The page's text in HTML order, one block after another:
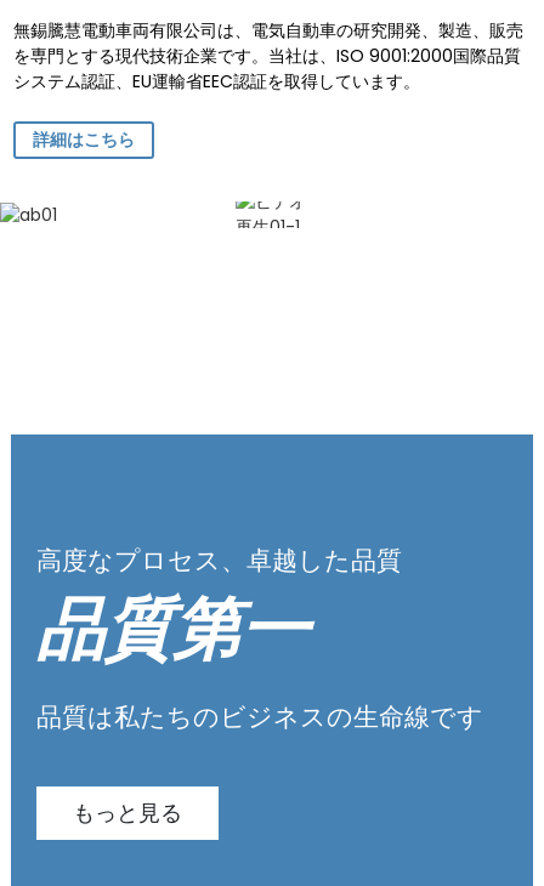
無錫騰慧電動車両有限公司は、電気自動車の研究開発、製造、販売
を専門とする現代技術企業です。当社は、ISO 9001:2000国際品質
システム認証、EU運輸省EEC認証を取得しています。
詳細はこちら
高度なプロセス、卓越した品質
品質第一
品質は私たちのビジネスの生命線です
もっと見る